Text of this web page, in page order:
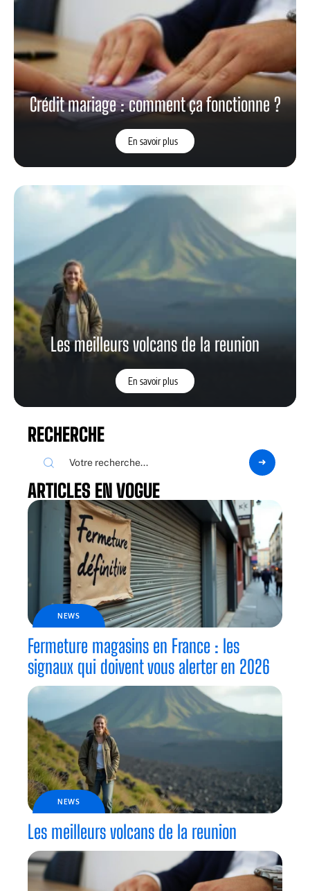
Crédit mariage : comment ça fonctionne ?
En savoir plus
Les meilleurs volcans de la reunion
En savoir plus
RECHERCHE
ARTICLES EN VOGUE
NEWS
Fermeture magasins en France : les
signaux qui doivent vous alerter en 2026
NEWS
Les meilleurs volcans de la reunion